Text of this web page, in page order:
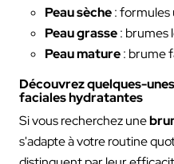
Peau sèche:
Peau grasse: brumes
Peau mature: brume
Découvrez quelques-
faciales hydratantes
Si vous recherchez une
s'adapte à votre routine